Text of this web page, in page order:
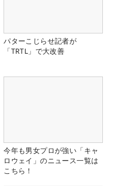
パターこじらせ記者が
「TRTL」で大改善
今年も男女プロが強い「キャ
ロウェイ」のニュース一覧は
こちら！